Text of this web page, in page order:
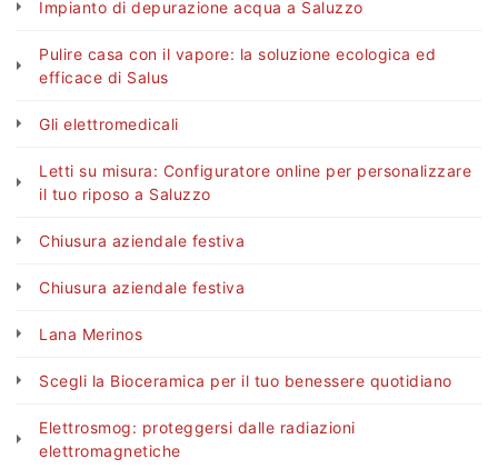
Impianto di depurazione acqua a Saluzzo
Pulire casa con il vapore: la soluzione ecologica ed
efficace di Salus
Gli elettromedicali
Letti su misura: Configuratore online per personalizzare
il tuo riposo a Saluzzo
Chiusura aziendale festiva
Chiusura aziendale festiva
Lana Merinos
Scegli la Bioceramica per il tuo benessere quotidiano
Elettrosmog: proteggersi dalle radiazioni
elettromagnetiche